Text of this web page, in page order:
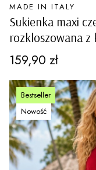
Sukienka maxi
rozkloszowana
kieszeniami
PRODUCENT
MADE IN ITALY
Cena
159,90 zł
Bestseller
Nowość